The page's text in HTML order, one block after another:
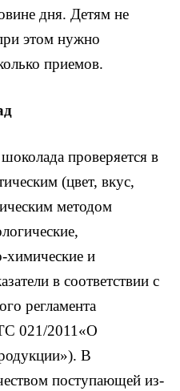
дня. Детям не
этом нужно
приемов.
проверяется в
(цвет, вкус,
методом
химические и
в соответствии с
регламента
021/2011«О
В
поступающей из-